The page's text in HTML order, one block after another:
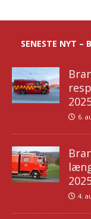
SENESTE NYT –
6.
4.